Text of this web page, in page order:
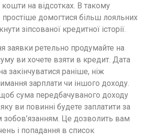
на відсотках. В такому
домогтися більш лояльних
зіпсованої кредитної історії.
ретельно продумайте на
ви хочете взяти в кредит. Дата
закінчуватися раніше, ніж
зарплати чи іншого доходу.
сума передбачуваного доходу
ви повинні будете заплатити за
Це дозволить вам
і попадання в список